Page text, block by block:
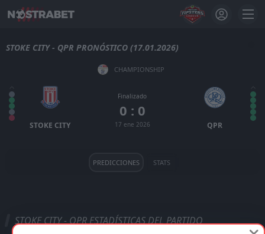
STOKE CITY - QPR PRONÓSTICO (17.01.2026)
CHAMPIONSHIP
STOKE CITY
Finalizado
0 : 0
17 ene 2026 QPR
PREDICCIONES STATS
STOKE CITY - QPR ESTADÍSTICAS DEL PARTIDO